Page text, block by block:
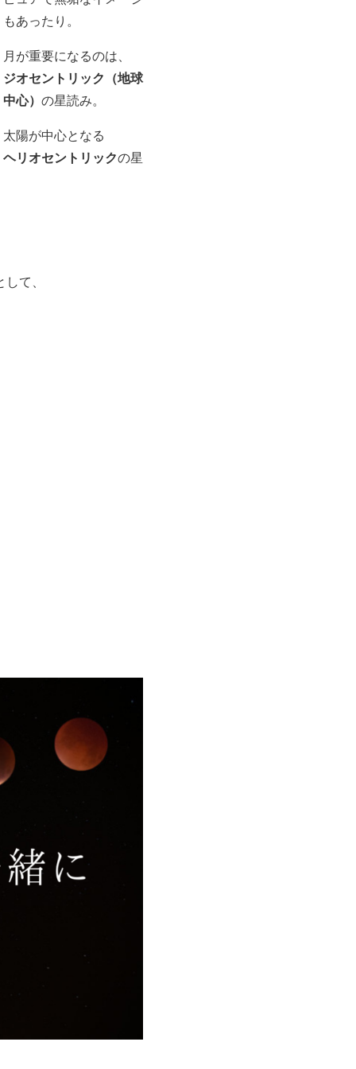
もあったり。
月が重要になるのは、
ジオセントリック（地球
中心） の星読み。
太陽が中心となる
ヘリオセントリックの星
て、